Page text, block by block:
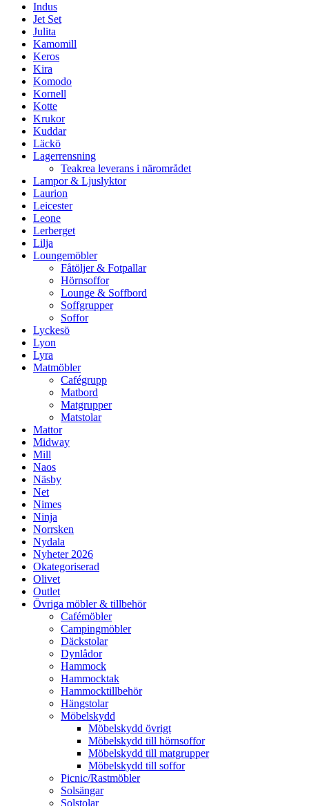
Indus
Jet Set
Julita
Kamomill
Keros
Kira
Komodo
Kornell
Kotte
Krukor
Kuddar
Läckö
Lagerrensning
Teakrea leverans i närområdet
Lampor & Ljuslyktor
Laurion
Leicester
Leone
Lerberget
Lilja
Loungemöbler
Fåtöljer & Fotpallar
Hörnsoffor
Lounge & Soffbord
Soffgrupper
Soffor
Lyckesö
Lyon
Lyra
Matmöbler
Cafégrupp
Matbord
Matgrupper
Matstolar
Mattor
Midway
Mill
Naos
Näsby
Net
Nimes
Ninja
Norrsken
Nydala
Nyheter 2026
Okategoriserad
Olivet
Outlet
Övriga möbler & tillbehör
Cafémöbler
Campingmöbler
Däckstolar
Dynlådor
Hammock
Hammocktak
Hammocktillbehör
Hängstolar
Möbelskydd
Möbelskydd övrigt
Möbelskydd till hörnsoffor
Möbelskydd till matgrupper
Möbelskydd till soffor
Picnic/Rastmöbler
Solsängar
Solstolar